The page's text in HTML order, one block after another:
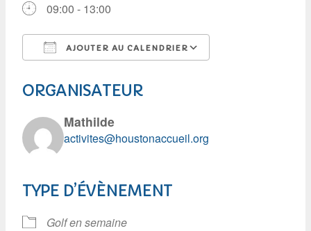
09:00 - 13:00
AJOUTER AU CALENDRIER
ORGANISATEUR
Mathilde
activites@houstonaccueil.org
TYPE D’ÉVÈNEMENT
Golf en semaine